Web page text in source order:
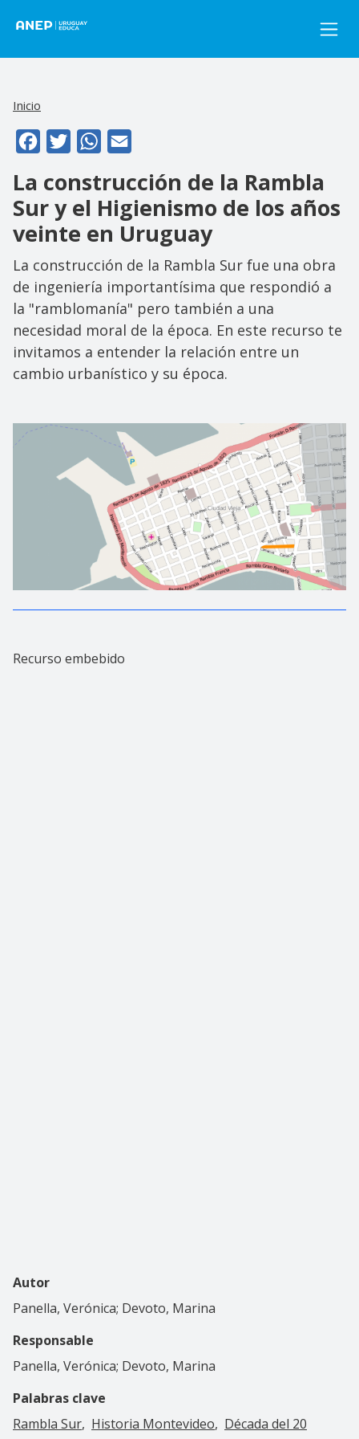
Inicio
FacebookTwitterWhatsApp
La construcción de la Rambla
Sur y el Higienismo de los años
veinte en Uruguay
La construcción de la Rambla Sur fue una obra
de ingeniería importantísima que respondió a
la "ramblomanía" pero también a una
necesidad moral de la época. En este recurso te
invitamos a entender la relación entre un
cambio urbanístico y su época.
Recurso embebido
Autor
Panella, Verónica; Devoto, Marina
Responsable
Panella, Verónica; Devoto, Marina
Palabras clave
Rambla Sur Historia Montevideo Década del 20